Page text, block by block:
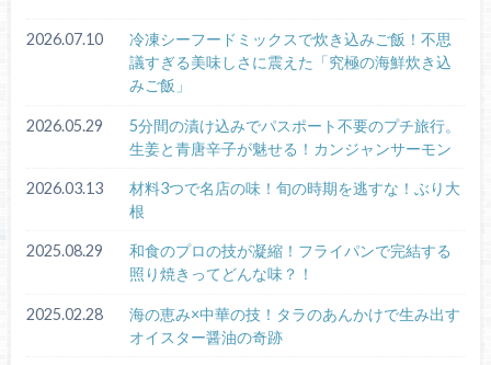
2026.07.10
冷凍シーフードミックスで炊き込みご飯！不思
議すぎる美味しさに震えた「究極の海鮮炊き込
みご飯」
2026.05.29
5分間の漬け込みでパスポート不要のプチ旅行。
生姜と青唐辛子が魅せる！カンジャンサーモン
2026.03.13
材料3つで名店の味！旬の時期を逃すな！ぶり大
根
2025.08.29
和食のプロの技が凝縮！フライパンで完結する
照り焼きってどんな味？！
2025.02.28
海の恵み×中華の技！タラのあんかけで生み出す
オイスター醤油の奇跡